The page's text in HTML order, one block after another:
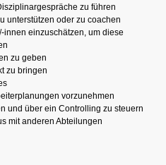
zu führen
unterstützen oder zu coachen
innen einzuschätzen, um diese
zu geben
zu bringen
vorzunehmen
und über ein Controlling zu steuern
mit anderen Abteilungen